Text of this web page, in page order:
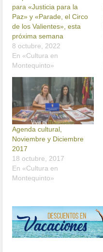
para «Justicia para la
Paz» y «Parade, el Circo
de los Valientes», esta
próxima semana
8 octubre, 2022
En «Cultura en
Montequinto»
Agenda cultural,
Noviembre y Diciembre
2017
18 octubre, 2017
En «Cultura en
Montequinto»